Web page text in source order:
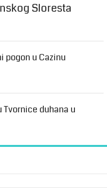
Sloresta
pogon u Cazinu
duhana u